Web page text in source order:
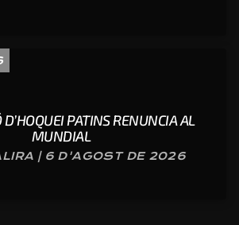
D’HOQUEI PATINS RENUNCIA AL
MUNDIAL
| 6 D'AGOST DE 2026